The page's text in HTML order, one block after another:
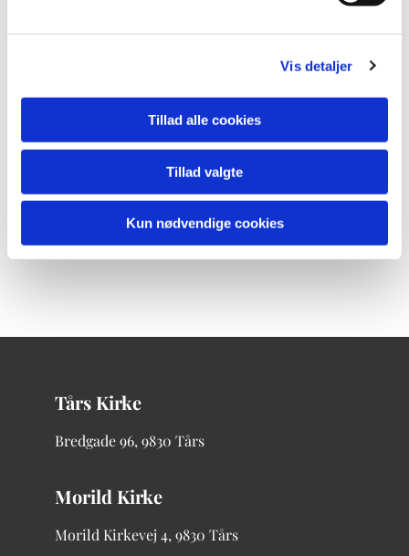
Vis detaljer
Tillad alle cookies
Tillad valgte
Kun nødvendige cookies
Tårs Kirke
Bredgade96, 9830 Tårs
Morild Kirke
Morild Kirkevej 4, 9830 Tårs